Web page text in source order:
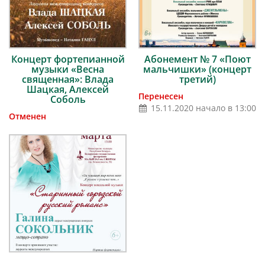
Концерт фортепианной
музыки «Весна
священная»: Влада
Шацкая, Алексей
Соболь
Отменен
Абонемент № 7 «Поют
мальчишки» (концерт
третий)
Перенесен
15.11.2020 начало в 13:00